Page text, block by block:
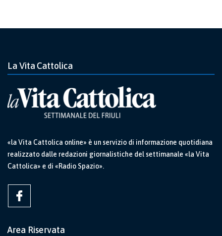
La Vita Cattolica
«la Vita Cattolica online» è un servizio di informazione quotidiana
realizzato dalle redazioni giornalistiche del settimanale «la Vita
Cattolica» e di «Radio Spazio».
Area Riservata